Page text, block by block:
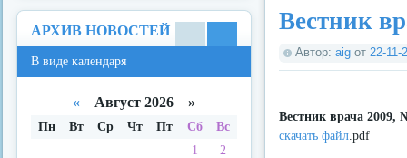
Вестник
Автор: aig от 22-11-
Вестник врача 2009,
скачать файл.pdf
АРХИВ НОВОСТЕЙ
В виде календаря
« Август 2026 »
Пн Вт Ср Чт Пт Сб
Вс
1
2